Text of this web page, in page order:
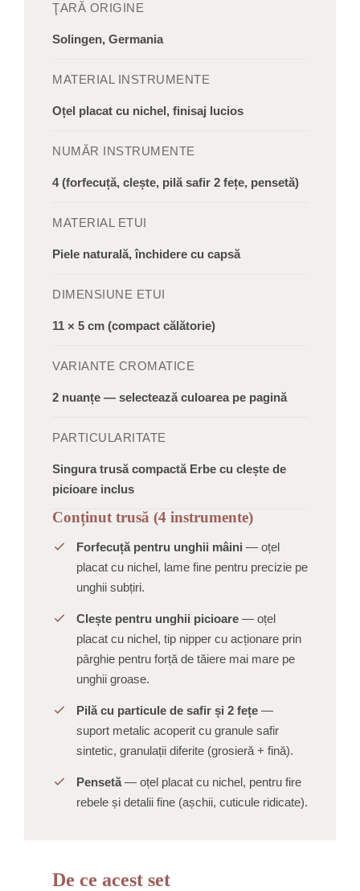
ŢARĂ ORIGINE
Solingen, Germania
MATERIAL INSTRUMENTE
Oțel placat cu nichel, finisaj lucios
NUMĂR INSTRUMENTE
4 (forfecuță, clește, pilă safir 2 fețe, pensetă)
MATERIAL ETUI
Piele naturală, închidere cu capsă
DIMENSIUNE ETUI
11 × 5 cm (compact călătorie)
VARIANTE CROMATICE
2 nuanțe — selectează culoarea pe pagină
PARTICULARITATE
Singura trusă compactă Erbe cu clește de
picioare inclus
Conținut trusă (4 instrumente)
Forfecuță pentru unghii mâini — oțel
placat cu nichel, lame fine pentru precizie pe
unghii subțiri.
Clește pentru unghii picioare — oțel
placat cu nichel, tip nipper cu acționare prin
pârghie pentru forță de tăiere mai mare pe
unghii groase.
Pilă cu particule de safir și 2 fețe —
suport metalic acoperit cu granule safir
sintetic, granulații diferite (grosieră + fină).
Pensetă— oțel placat cu nichel, pentru fire
rebele și detalii fine (așchii, cuticule ridicate).
De ce acest set